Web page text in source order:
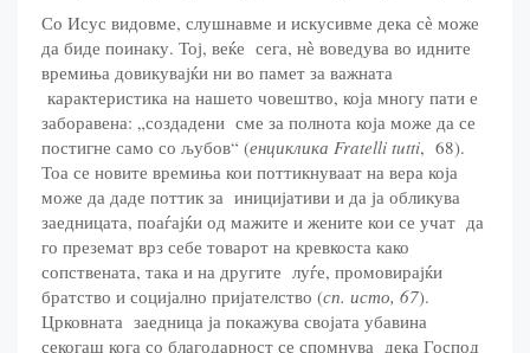
Со Исус видовме, слушнавме и искусивме дека сѐ може
да биде поинаку. Тој, веќе сега, нѐ воведува во идните
времиња довикувајќи ни во памет за важната
карактеристика на нашето човештво, која многу пати е
заборавена: „создадени сме за полнота која може да се
постигне само со љубов“ (енциклика Fratelli tutti, 68).
Тоа се новите времиња кои поттикнуваат на вера која
може да даде поттик за иницијативи и да ја обликува
заедницата, поаѓајќи од мажите и жените кои се учат да
го преземат врз себе товарот на кревкоста како
сопствената, така и на другите луѓе, промовирајќи
братство и социјално пријателство (сп. исто, 67).
Црковната заедница ја покажува својата убавина
секогаш кога со благодарност се спомнува дека Господ